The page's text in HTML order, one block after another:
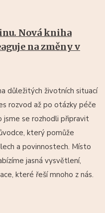
Nová kniha
na změny v
důležitých životních situací
rozvod až po otázky péče
se rozhodli připravit
který pomůže
a povinnostech. Místo
jasná vysvětlení,
které řeší mnoho z nás.